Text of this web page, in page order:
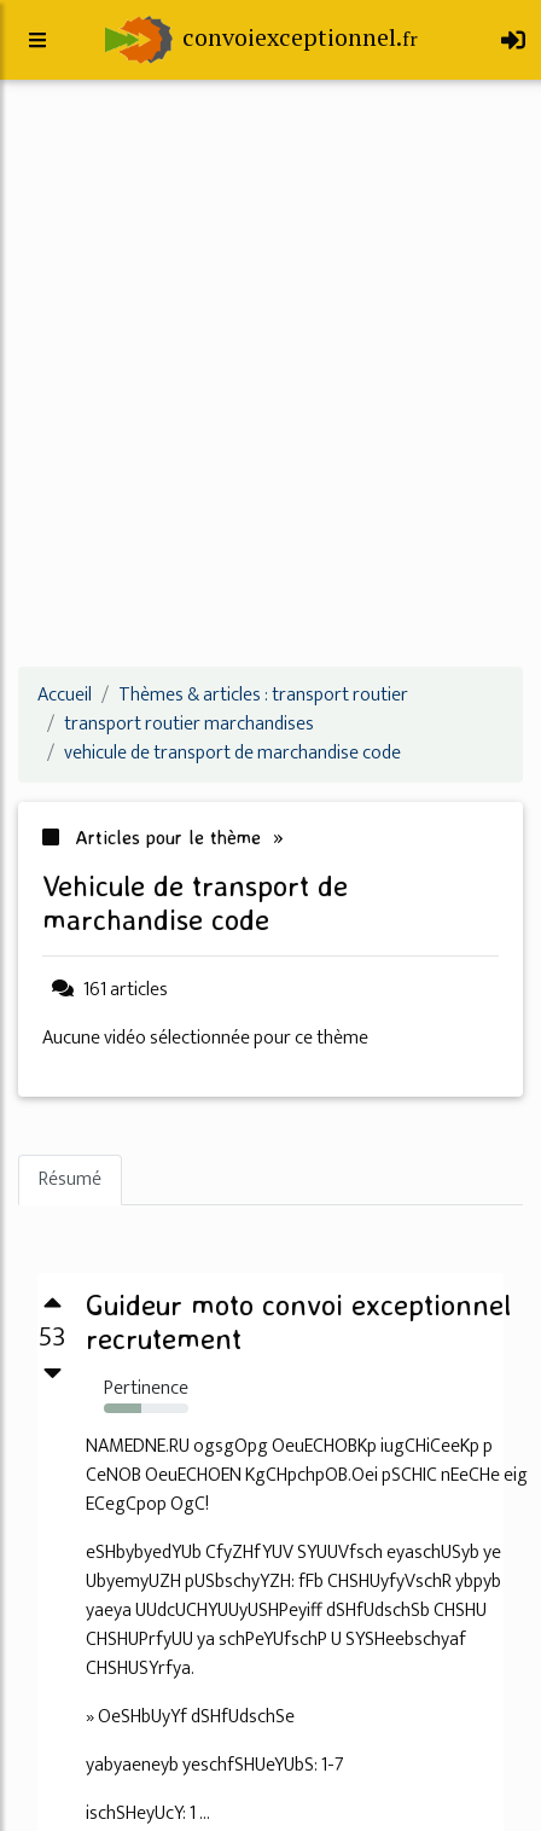
convoiexceptionnel.fr
Accueil
Thèmes & articles : transport routier
transport routier marchandises
vehicule de transport de marchandise code
Articles pour le thème »
vehicule de transport de
marchandise code
161 articles
Aucune vidéo sélectionnée pour ce thème
Résumé
53
Guideur moto convoi exceptionnel
recrutement
Pertinence
44%
NAMEDNE.RU ogsgOpg OeuECHOBKp iugCHiCeeKp p
CeNOB OeuECHOEN KgCHpchpOB.Oei pSCHIC nEeCHe eig
ECegCpop OgC!
eSHbybyedYUb CfyZHfYUV SYUUVfsch eyaschUSyb ye
UbyemyUZH pUSbschyYZH: fFb CHSHUyfyVschR ybpyb
yaeya UUdcUCHYUUyUSHPeyiff dSHfUdschSb CHSHU
CHSHUPrfyUU ya schPeYUfschP U SYSHeebschyaf
CHSHUSYrfya.
» OeSHbUyYf dSHfUdschSe
yabyaeneyb yeschfSHUeYUbS: 1-7
ischSHeyUcY: 1 ...